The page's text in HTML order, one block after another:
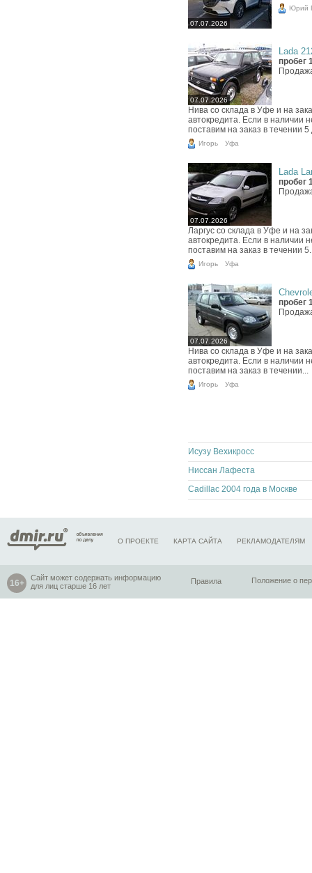
07.07.2026
Юрий
07.07.2026
Lada
пробег
Нива со склада в Уфе и на
автокредита. Если в наличии
поставим на заказ в течении 5
Игорь Уфа
07.07.2026
Lada
пробег
Ларгус со склада в Уфе и на
автокредита. Если в наличии
поставим на заказ в течении
Игорь Уфа
07.07.2026
пробег
Нива со склада в Уфе и на
автокредита. Если в наличии
поставим на заказ в течении...
Игорь Уфа
Исузу Вехикросс
Ниссан Лафеста
Cadillac 2004 года в Москве
О ПРОЕКТЕ КАРТА САЙТА РЕКЛАМОДАТЕЛЯМ
Сайт может содержать информацию
для лиц старше 16 лет
Правила Положение о